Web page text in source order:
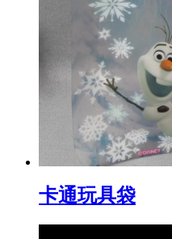
卡通玩具袋